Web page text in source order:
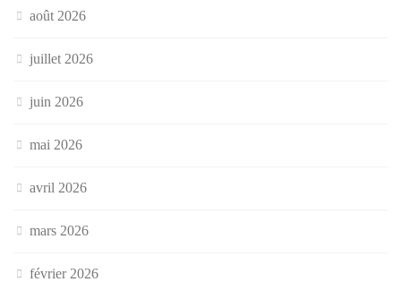
août 2026
juillet 2026
juin 2026
mai 2026
avril 2026
mars 2026
février 2026